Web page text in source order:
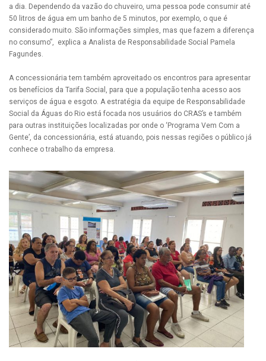
a dia. Dependendo da vazão do chuveiro, uma pessoa pode consumir até
50 litros de água em um banho de 5 minutos, por exemplo, o que é
considerado muito. São informações simples, mas que fazem a diferença
no consumo”, explica a Analista de Responsabilidade Social Pamela
Fagundes.
A concessionária tem também aproveitado os encontros para apresentar
os benefícios da Tarifa Social, para que a população tenha acesso aos
serviços de água e esgoto. A estratégia da equipe de Responsabilidade
Social da Águas do Rio está focada nos usuários do CRAS’s e também
para outras instituições localizadas por onde o ‘Programa Vem Com a
Gente’, da concessionária, está atuando, pois nessas regiões o público já
conhece o trabalho da empresa.